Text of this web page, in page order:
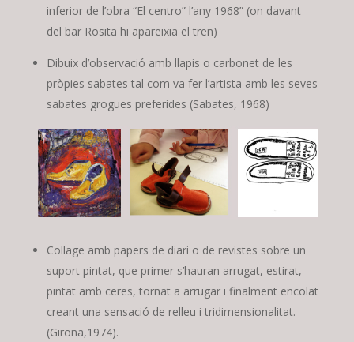
inferior de l’obra “El centro” l’any 1968” (on davant
del bar Rosita hi apareixia el tren)
Dibuix d’observació amb llapis o carbonet de les
pròpies sabates tal com va fer l’artista amb les seves
sabates grogues preferides (Sabates, 1968)
Collage amb papers de diari o de revistes sobre un
suport pintat, que primer s’hauran arrugat, estirat,
pintat amb ceres, tornat a arrugar i finalment encolat
creant una sensació de relleu i tridimensionalitat.
(Girona,1974).